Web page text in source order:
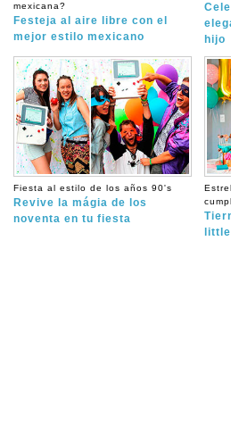
mexicana?
Festeja al aire libre con el
mejor estilo mexicano
hijo
Fiesta al estilo de los años 90's
Revive la mágia de los
noventa en tu fiesta